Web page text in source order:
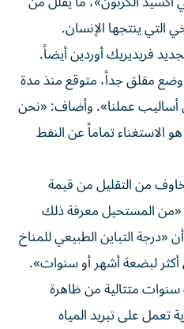
التي ينتجها الإنسان.
فريديريك أوردين أيضاً.
مقلق جداً، متوقع منذ مدة
أساليب عملنا». وأضاف: «نحن
تماماً عن النفط
من التقليل من قيمة
«من المستحيل معرفة ذلك
التباين الطبيعي للمناخ
لبضعة أشهر أو سنوات».
متتالية من ظاهرة
تعمل على تبريد المياه